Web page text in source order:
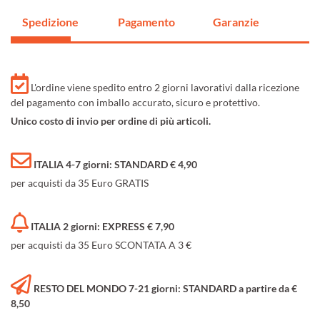
Spedizione Pagamento Garanzie
L'ordine viene spedito entro 2 giorni lavorativi dalla ricezione
del pagamento con imballo accurato, sicuro e protettivo.
Unico costo di invio per ordine di più articoli.
ITALIA 4-7 giorni: STANDARD € 4,90
per acquisti da 35 Euro GRATIS
ITALIA 2 giorni: EXPRESS € 7,90
per acquisti da 35 Euro SCONTATA A 3 €
RESTO DEL MONDO 7-21 giorni: STANDARD a partire da €
8,50